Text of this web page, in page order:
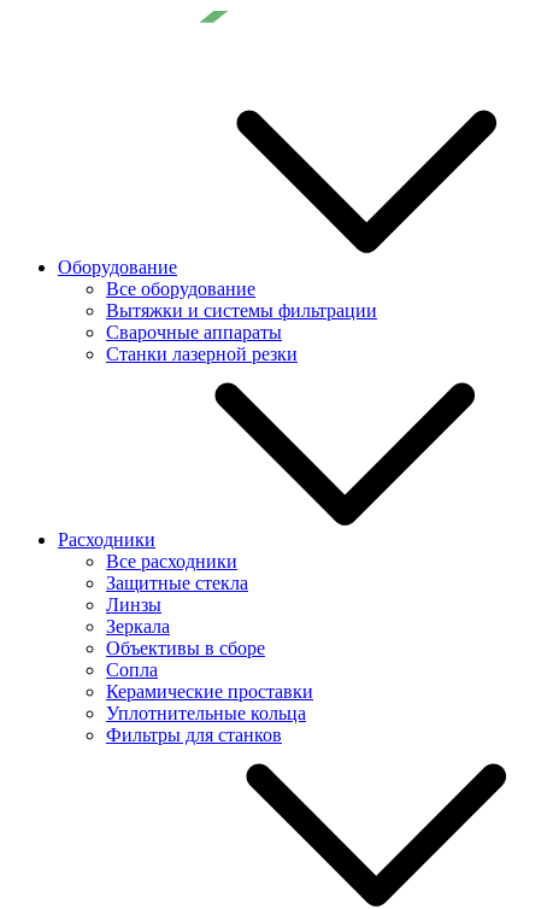
Оборудование
Все оборудование
Вытяжки и системы фильтрации
Сварочные аппараты
Станки лазерной резки
Расходники
Все расходники
Защитные стекла
Линзы
Зеркала
Объективы в сборе
Сопла
Керамические проставки
Уплотнительные кольца
Фильтры для станков